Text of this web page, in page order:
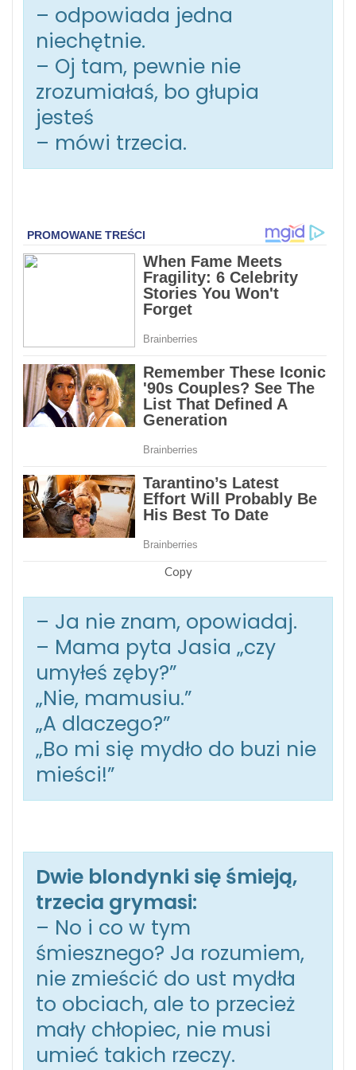
– odpowiada jedna
niechętnie.
– Oj tam, pewnie nie
zrozumiałaś, bo głupia
jesteś
– mówi trzecia.
Copy
– Ja nie znam, opowiadaj.
– Mama pyta Jasia „czy
umyłeś zęby?”
„Nie, mamusiu.”
„A dlaczego?”
„Bo mi się mydło do buzi nie
mieści!”
Dwie blondynki się śmieją,
trzecia grymasi:
– No i co w tym
śmiesznego? Ja rozumiem,
nie zmieścić do ust mydła
to obciach, ale to przecież
mały chłopiec, nie musi
umieć takich rzeczy.